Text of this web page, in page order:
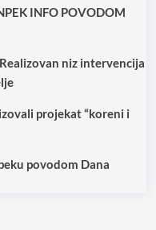
INFO POVODOM
niz intervencija
projekat “koreni i
povodom Dana